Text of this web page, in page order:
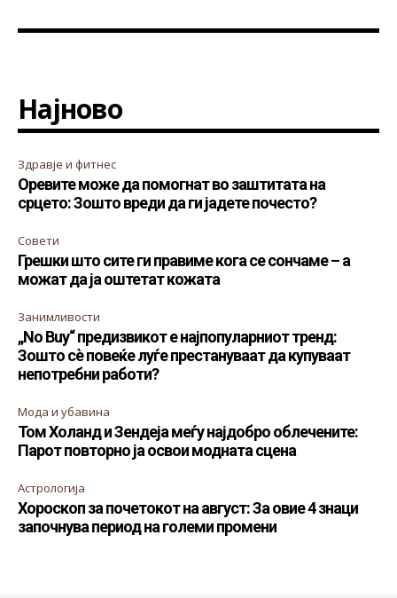
Најново
Здравје и фитнес
Оревите може да помогнат во заштитата на
срцето: Зошто вреди да ги јадете почесто?
Совети
Грешки што сите ги правиме кога се сончаме – а
можат да ја оштетат кожата
Занимливости
„No Buy“ предизвикот е најпопуларниот тренд:
Зошто сè повеќе луѓе престануваат да купуваат
непотребни работи?
Мода и убавина
Том Холанд и Зендеја меѓу најдобро облечените:
Парот повторно ја освои модната сцена
Астрологија
Хороскоп за почетокот на август: За овие 4 знаци
започнува период на големи промени